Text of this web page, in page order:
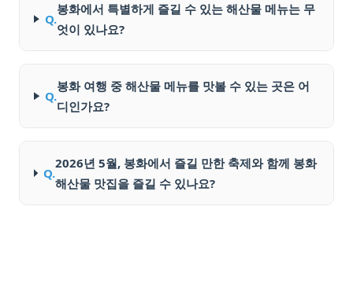
Q.
봉화에서 특별하게 즐길 수 있는 해산물 메뉴는 무
엇이 있나요?
Q.
봉화 여행 중 해산물 메뉴를 맛볼 수 있는 곳은 어
디인가요?
Q.
2026년 5월, 봉화에서 즐길 만한 축제와 함께 봉화
해산물 맛집을 즐길 수 있나요?